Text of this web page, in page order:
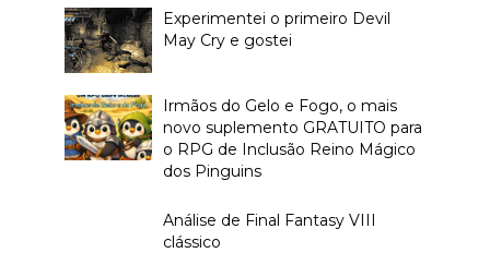
Experimentei o primeiro Devil
May Cry e gostei
Irmãos do Gelo e Fogo, o mais
novo suplemento GRATUITO para
o RPG de Inclusão Reino Mágico
dos Pinguins
Análise de Final Fantasy VIII
clássico